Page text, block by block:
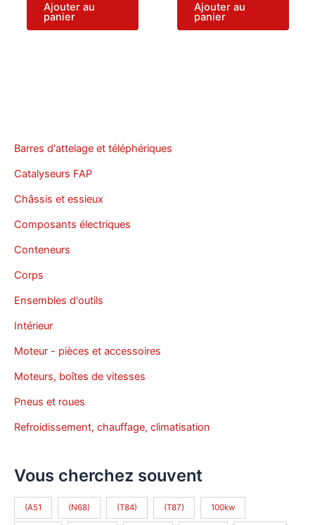
Barres d'attelage et téléphériques
Catalyseurs FAP
Châssis et essieux
Composants électriques
Conteneurs
Corps
Ensembles d'outils
Intérieur
Moteur - pièces et accessoires
Moteurs, boîtes de vitesses
Pneus et roues
Refroidissement, chauffage, climatisation
Vous cherchez souvent
(A51 (N68) (T84) (T87) 100kw
Ajouter au
panier
Ajouter au
panier